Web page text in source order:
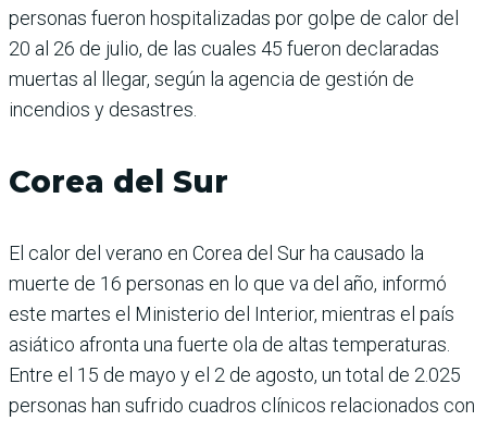
personas fueron hospitalizadas por golpe de calor del
20 al 26 de julio, de las cuales 45 fueron declaradas
muertas al llegar, según la agencia de gestión de
incendios y desastres.
Corea del Sur
El calor del verano en Corea del Sur ha causado la
muerte de 16 personas en lo que va del año, informó
este martes el Ministerio del Interior, mientras el país
asiático afronta una fuerte ola de altas temperaturas.
Entre el 15 de mayo y el 2 de agosto, un total de 2.025
personas han sufrido cuadros clínicos relacionados con